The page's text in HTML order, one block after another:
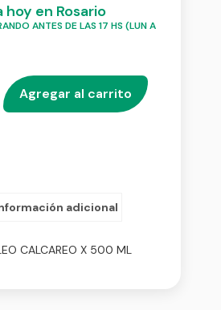
hoy en Rosario
ANTES DE LAS 17 HS (LUN A
Agregar al carrito
adicional
CALCAREO X 500 ML